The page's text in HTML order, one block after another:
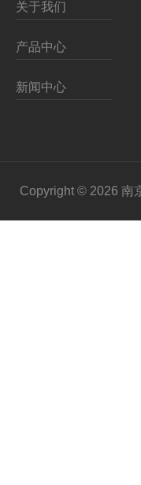
关于我们
产品中心
新闻中心
Copyright © 2026 南